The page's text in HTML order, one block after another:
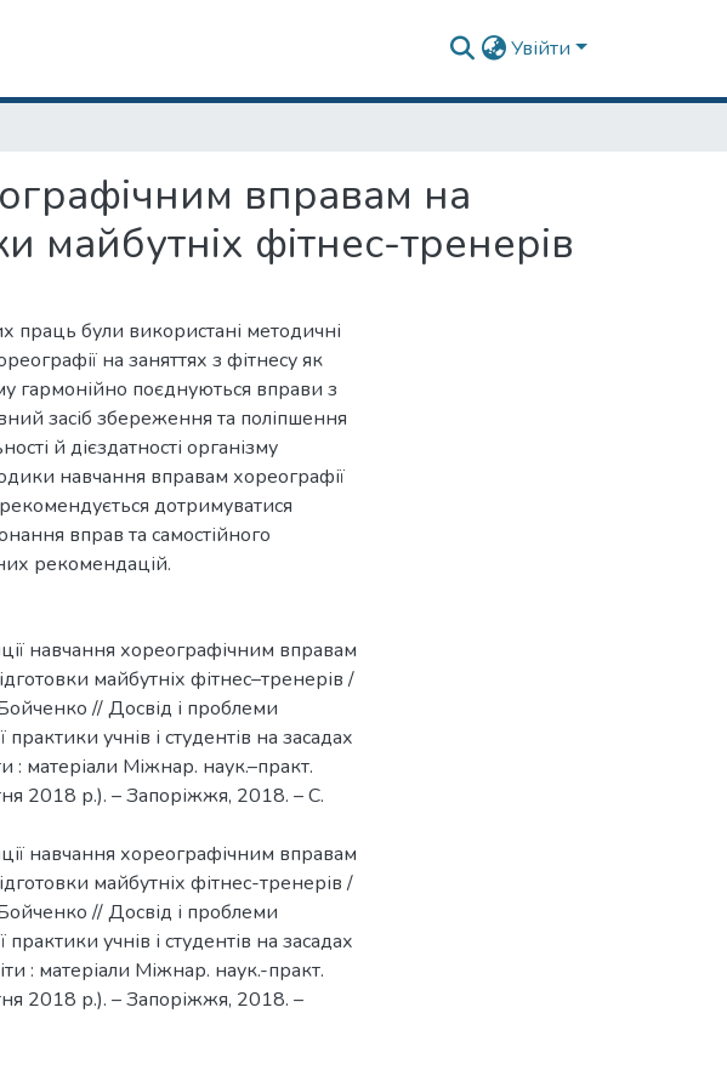
Увійти
вправам на
майбутніх фітнес-тренерів
праць були використані методичні
на заняттях з фітнесу як
гармонійно поєднуються вправи з
засіб збереження та поліпшення
й дієздатності організму
навчання вправам хореографії
дотримуватися
вправ та самостійного
рекомендацій.
навчання хореографічним вправам
майбутніх фітнес–тренерів /
// Досвід і проблеми
практики учнів і студентів на засадах
: матеріали Міжнар. наук.–практ.
2018 р.). – Запоріжжя, 2018. – С.
навчання хореографічним вправам
майбутніх фітнес-тренерів /
// Досвід і проблеми
практики учнів і студентів на засадах
: матеріали Міжнар. наук.-практ.
2018 р.). – Запоріжжя, 2018. –